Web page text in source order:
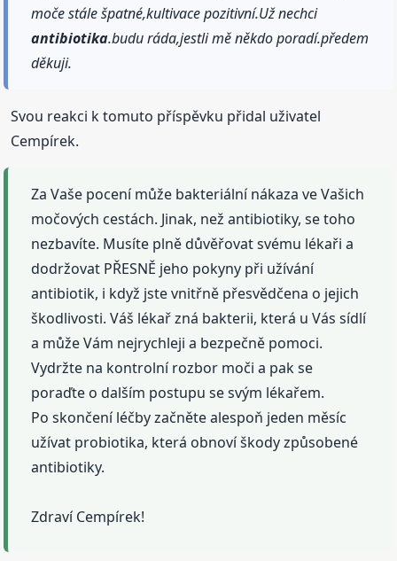
moče stále špatné,kultivace pozitivní.Už nechci
antibiotika.budu ráda,jestli mě někdo poradí.předem
děkuji.
Svou reakci k tomuto příspěvku přidal uživatel
Cempírek.
Za Vaše pocení může bakteriální nákaza ve Vašich
močových cestách. Jinak, než antibiotiky, se toho
nezbavíte. Musíte plně důvěřovat svému lékaři a
dodržovat PŘESNĚ jeho pokyny při užívání
antibiotik, i když jste vnitřně přesvědčena o jejich
škodlivosti. Váš lékař zná bakterii, která u Vás sídlí
a může Vám nejrychleji a bezpečně pomoci.
Vydržte na kontrolní rozbor moči a pak se
poraďte o dalším postupu se svým lékařem.
Po skončení léčby začněte alespoň jeden měsíc
užívat probiotika, která obnoví škody způsobené
antibiotiky.
Zdraví Cempírek!